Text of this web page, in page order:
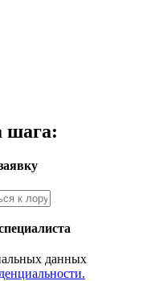
шага:
данных